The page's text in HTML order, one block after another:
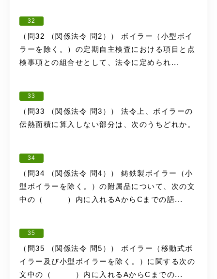
32
（問32 （関係法令 問2）） ボイラー（小型ボイ
ラーを除く。）の定期自主検査における項目と点
検事項との組合せとして、法令に定められ...
33
（問33 （関係法令 問3）） 法令上、ボイラーの
伝熱面積に算入しない部分は、次のうちどれか。
34
（問34 （関係法令 問4）） 鋳鉄製ボイラー（小
型ボイラーを除く。）の附属品について、次の文
中の（ ）内に入れるAからCまでの語...
35
（問35 （関係法令 問5）） ボイラー（移動式ボ
イラー及び小型ボイラーを除く。）に関する次の
文中の（ ）内に入れるAからCまでの...